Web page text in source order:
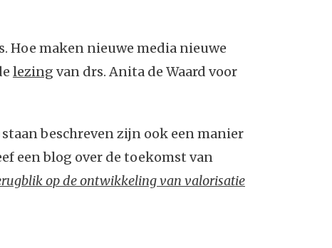
Hoe maken nieuwe media nieuwe
lezing van drs. Anita de Waard voor
beschreven zijn ook een manier
een blog over de toekomst van
op de ontwikkeling van valorisatie